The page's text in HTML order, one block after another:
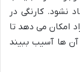
نشود. کارنگی در
امکان می دهد تا
آن ها آسیب ببیند